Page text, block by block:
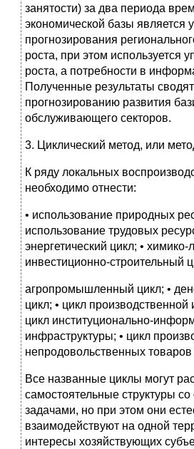
занятости) за два периода
экономической базы является
прогнозирования
роста, при этом используется
роста, а потребности в
Полученные результаты
прогнозированию развития
обслуживающего секторов.
3. Циклический метод, или
К ряду локальных
необходимо отнести:
• использование природных
использование трудовых
энергетический цикл; • химико-
инвестиционно-строительный
агропромышленный цикл; •
цикл; • цикл производственной
цикл институционально-
инфраструктуры; • цикл
непродовольственных
Все названные циклы могут
самостоятельные структуры
задачами, но при этом они
взаимодействуют на одной
интересы хозяйствующих